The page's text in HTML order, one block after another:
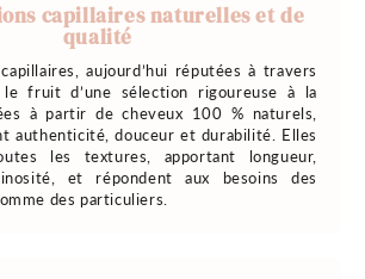
capillaires naturelles et de
qualité
aujourd’hui réputées à travers
le fruit d’une sélection rigoureuse à la
à partir de cheveux 100 % naturels,
authenticité, douceur et durabilité. Elles
les textures, apportant longueur,
et répondent aux besoins des
des particuliers.